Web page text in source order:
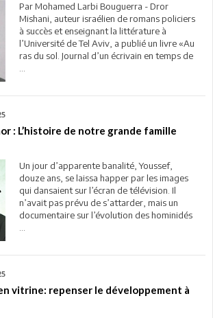
Par Mohamed Larbi Bouguerra - Dror
Mishani, auteur israélien de romans policiers
à succès et enseignant la littérature à
l’Université de Tel Aviv, a publié un livre «Au
ras du sol. Journal d’un écrivain en temps de
...
: L’histoire de notre grande famille
Un jour d’apparente banalité, Youssef,
douze ans, se laissa happer par les images
qui dansaient sur l’écran de télévision. Il
n’avait pas prévu de s’attarder, mais un
documentaire sur l’évolution des hominidés
vitrine: repenser le développement à